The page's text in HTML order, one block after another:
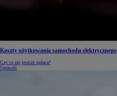
Koszty użytkowania samochodu elektrycznego
Czy to się jeszcze opłaca?
Sprawdź